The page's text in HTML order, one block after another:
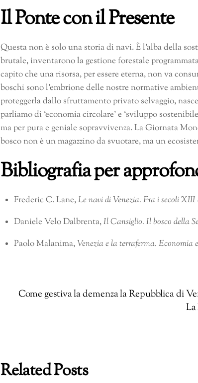
Il Ponte con il Presente
Questa non è solo una storia di navi. È l’alba della
brutale, inventarono la gestione forestale
capito che una risorsa, per essere eterna, non va
boschi sono l’embrione delle nostre normative
proteggerla dallo sfruttamento privato selvaggio,
parliamo di ‘economia circolare’ e ‘sviluppo
ma per pura e geniale sopravvivenza. La Giornata
bosco non è un magazzino da svuotare, ma un
Bibliografia per
Frederic C. Lane,Le navi di Venezia. Fra i secoli
Daniele Velo Dalbrenta,Il Cansiglio. Il bosco della
Paolo Malanima,Venezia e la terraferma. Economia
Come gestiva la demenza la Repubblica di
Related Posts